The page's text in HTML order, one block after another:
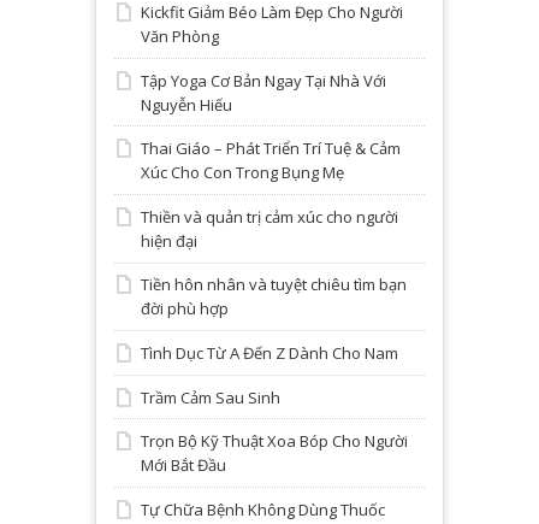
Kickfit Giảm Béo Làm Đẹp Cho Người
Văn Phòng
Tập Yoga Cơ Bản Ngay Tại Nhà Với
Nguyễn Hiếu
Thai Giáo – Phát Triển Trí Tuệ & Cảm
Xúc Cho Con Trong Bụng Mẹ
Thiền và quản trị cảm xúc cho người
hiện đại
Tiền hôn nhân và tuyệt chiêu tìm bạn
đời phù hợp
Tình Dục Từ A Đến Z Dành Cho Nam
Trầm Cảm Sau Sinh
Trọn Bộ Kỹ Thuật Xoa Bóp Cho Người
Mới Bắt Đầu
Tự Chữa Bệnh Không Dùng Thuốc